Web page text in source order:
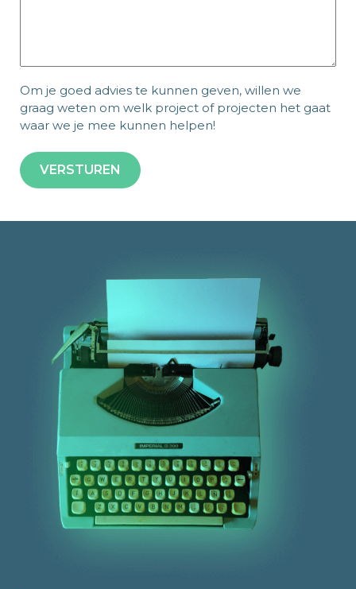
Om je goed advies te kunnen geven, willen we
graag weten om welk project of projecten het gaat
waar we je mee kunnen helpen!